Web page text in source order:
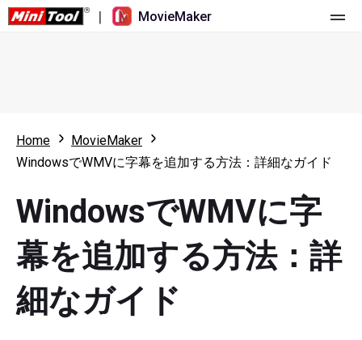
| MovieMaker
更新履歴
概要
マルチトラック動画編集
速度変更/リバース
リソース
ユーザーマニュアル
ビデオ編集のヒント
動画ツール
画面録画ツール
オンライン動画ダウンロード ツール
Home
MovieMaker
WindowsでWMVに字幕を追加する方法：詳細なガイド
WindowsでWMVに字
幕を追加する方法：詳
細なガイド